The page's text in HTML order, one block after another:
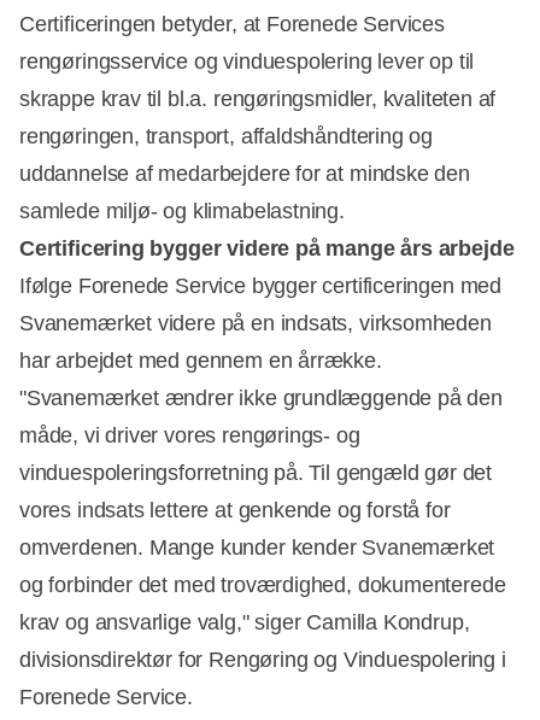
Certificeringen betyder, at Forenede Services
rengøringsservice og vinduespolering lever op til
skrappe krav til bl.a. rengøringsmidler, kvaliteten af
rengøringen, transport, affaldshåndtering og
uddannelse af medarbejdere for at mindske den
samlede miljø- og klimabelastning.
Certificering bygger videre på mange års arbejde
Ifølge Forenede Service bygger certificeringen med
Svanemærket videre på en indsats, virksomheden
har arbejdet med gennem en årrække.
"Svanemærket ændrer ikke grundlæggende på den
måde, vi driver vores rengørings- og
vinduespoleringsforretning på. Til gengæld gør det
vores indsats lettere at genkende og forstå for
omverdenen. Mange kunder kender Svanemærket
og forbinder det med troværdighed, dokumenterede
krav og ansvarlige valg," siger Camilla Kondrup,
divisionsdirektør for Rengøring og Vinduespolering i
Forenede Service.